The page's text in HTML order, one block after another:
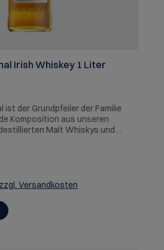
Irish Whiskey 1 Liter
ist der Grundpfeiler der Familie
Komposition aus unseren
Malt Whiskys und
Versandkosten